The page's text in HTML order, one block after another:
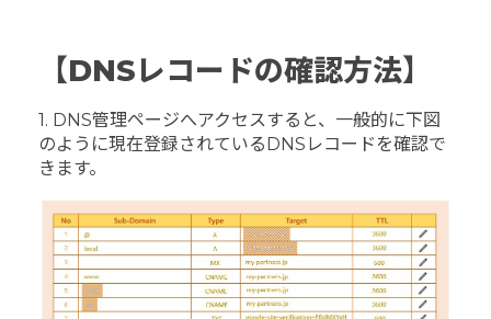
【DNSレコードの確認方法】
1. DNS管理ページへアクセスすると、一般的に下図
のように現在登録されているDNSレコードを確認で
きます。